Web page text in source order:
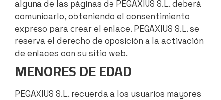
alguna de las páginas de PEGAXIUS S.L. deberá
comunicarlo, obteniendo el consentimiento
expreso para crear el enlace. PEGAXIUS S.L. se
reserva el derecho de oposición a la activación
de enlaces con su sitio web.
MENORES DE EDAD
PEGAXIUS S.L. recuerda a los usuarios mayores